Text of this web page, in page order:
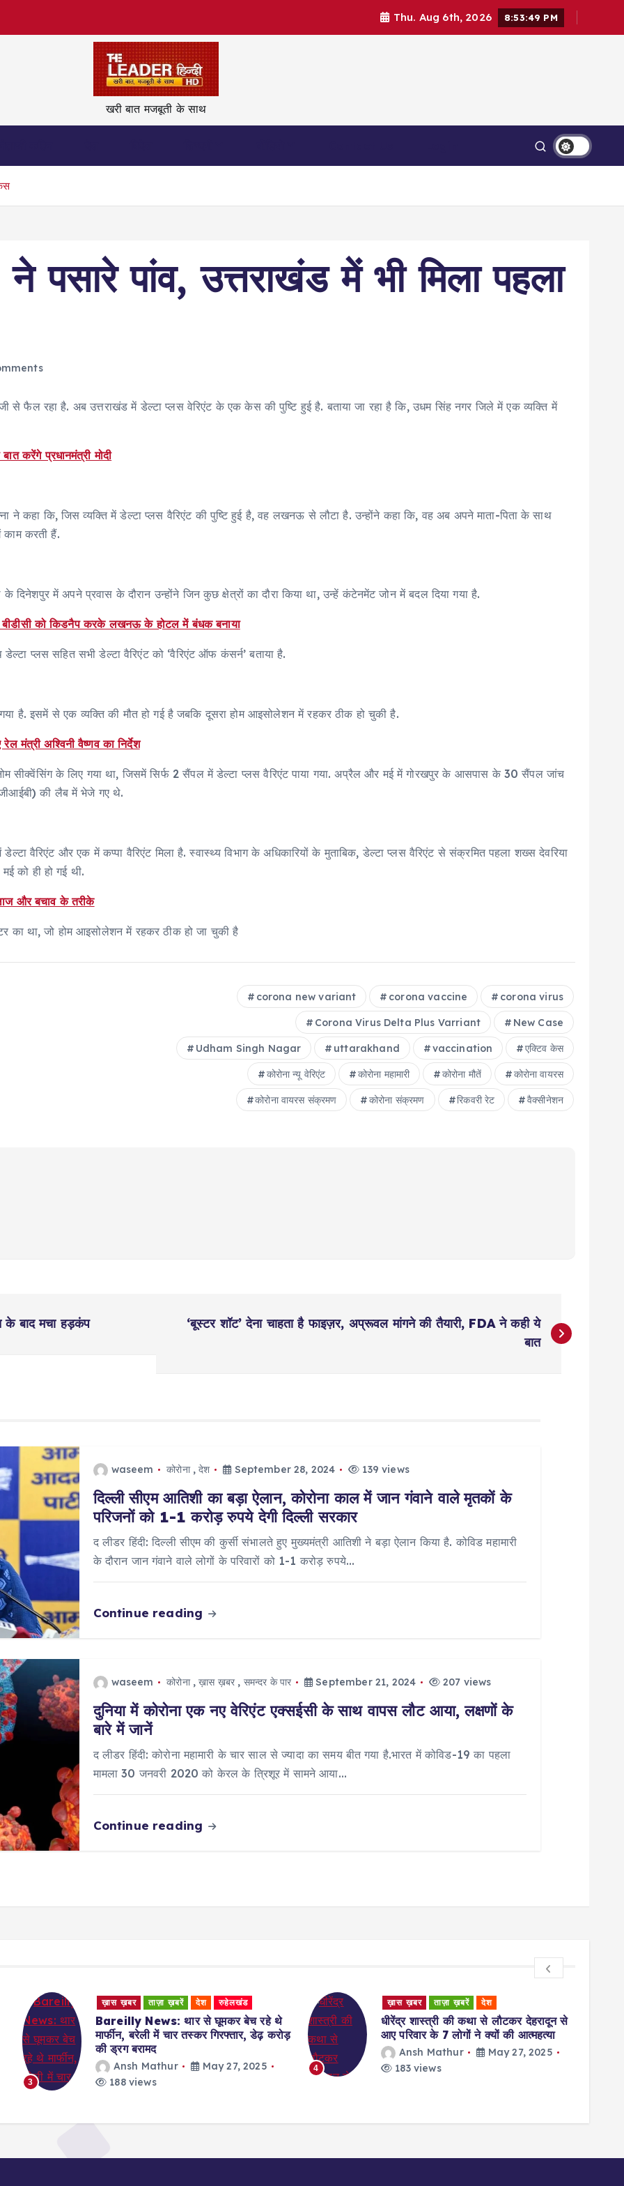
Thu. Aug 6th, 2026 8:53:50 PM
खरी बात मजबूती के साथ
ने पसारे पांव, उत्तराखंड में भी मिला पहला
से फैल रहा है. अब उत्तराखंड में डेल्टा प्लस वेरिएंट के एक केस की पुष्टि हुई है. बताया जा रहा है कि, उधम सिंह नगर जिले में एक व्यक्ति में
करेंगे प्रधानमंत्री मोदी
ने कहा कि, जिस व्यक्ति में डेल्टा प्लस वैरिएंट की पुष्टि हुई है, वह लखनऊ से लौटा है. उन्होंने कहा कि, वह अब अपने माता-पिता के साथ
करती हैं.
दिनेशपुर में अपने प्रवास के दौरान उन्होंने जिन कुछ क्षेत्रों का दौरा किया था, उन्हें कंटेनमेंट जोन में बदल दिया गया है.
को किडनैप करके लखनऊ के होटल में बंधक बनाया
प्लस सहित सभी डेल्टा वैरिएंट को ‘वैरिएंट ऑफ कंसर्न’ बताया है.
है. इसमें से एक व्यक्ति की मौत हो गई है जबकि दूसरा होम आइसोलेशन में रहकर ठीक हो चुकी है.
अश्विनी वैष्णव का निर्देश
सीक्वेंसिंग के लिए गया था, जिसमें सिर्फ 2 सैंपल में डेल्टा प्लस वैरिएंट पाया गया. अप्रैल और मई में गोरखपुर के आसपास के 30 सैंपल जांच
की लैब में भेजे गए थे.
वैरिएंट और एक में कप्पा वैरिएंट मिला है. स्वास्थ्य विभाग के अधिकारियों के मुताबिक, डेल्टा प्लस वैरिएंट से संक्रमित पहला शख्स देवरिया
को ही हो गई थी.
और बचाव के तरीके
का था, जो होम आइसोलेशन में रहकर ठीक हो जा चुकी है
corona new variant corona vaccine corona virus
Corona Virus Delta Plus Varriant New Case
Udham Singh Nagar uttarakhand vaccination एक्टिव केस
कोरोना न्यू वेरिएंट कोरोना महामारी कोरोना मौतें कोरोना वायरस
कोरोना वायरस संक्रमण कोरोना संक्रमण रिकवरी रेट वैक्सीनेशन
के बाद मचा हड़कंप
‘बूस्टर शॉट’ देना चाहता है फाइज़र, अप्रूवल मांगने की तैयारी, FDA ने कही ये
बात
waseem कोरोना,देश September 28, 2024 139 views
दिल्ली सीएम आतिशी का बड़ा ऐलान, कोरोना काल में जान गंवाने वाले मृतकों के
परिजनों को 1-1 करोड़ रुपये देगी दिल्ली सरकार
द लीडर हिंदी: दिल्ली सीएम की कुर्सी संभालते हुए मुख्यमंत्री आतिशी ने बड़ा ऐलान किया है. कोविड महामारी
के दौरान जान गंवाने वाले लोगों के परिवारों को 1-1 करोड़ रुपये…
Continue reading
waseem कोरोना,ख़ास ख़बर , समन्दर के पार September 21, 2024 207 views
दुनिया में कोरोना एक नए वेरिएंट एक्सईसी के साथ वापस लौट आया, लक्षणों के
बारे में जानें
द लीडर हिंदी: कोरोना महामारी के चार साल से ज्यादा का समय बीत गया है.भारत में कोविड-19 का पहला
मामला 30 जनवरी 2020 को केरल के त्रिशूर में सामने आया…
Continue reading
3
ख़ास ख़बर ताज़ा ख़बरें देश रुहेलखंड
Bareilly News: थार से घूमकर बेच रहे थे
मार्फीन, बरेली में चार तस्कर गिरफ्तार, डेढ़ करोड़
की ड्रग बरामद
Ansh Mathur
May 27, 2025
188 views
4
ख़ास ख़बर ताज़ा ख़बरें देश
धीरेंद्र शास्त्री की कथा से लौटकर देहरादून से
आए परिवार के 7 लोगों ने क्यों की आत्महत्या
Ansh Mathur
May 27, 2025
183 views